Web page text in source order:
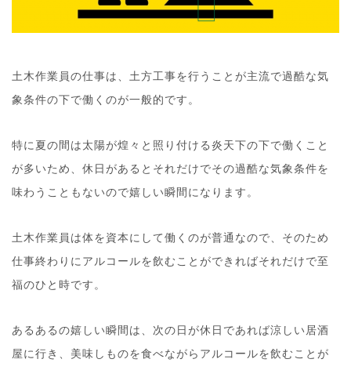
土木作業員の仕事は、土方工事を行うことが主流で過酷な気
象条件の下で働くのが一般的です。
特に夏の間は太陽が煌々と照り付ける炎天下の下で働くこと
が多いため、休日があるとそれだけでその過酷な気象条件を
味わうこともないので嬉しい瞬間になります。
土木作業員は体を資本にして働くのが普通なので、そのため
仕事終わりにアルコールを飲むことができればそれだけで至
福のひと時です。
あるあるの嬉しい瞬間は、次の日が休日であれば涼しい居酒
屋に行き、美味しものを食べながらアルコールを飲むことが